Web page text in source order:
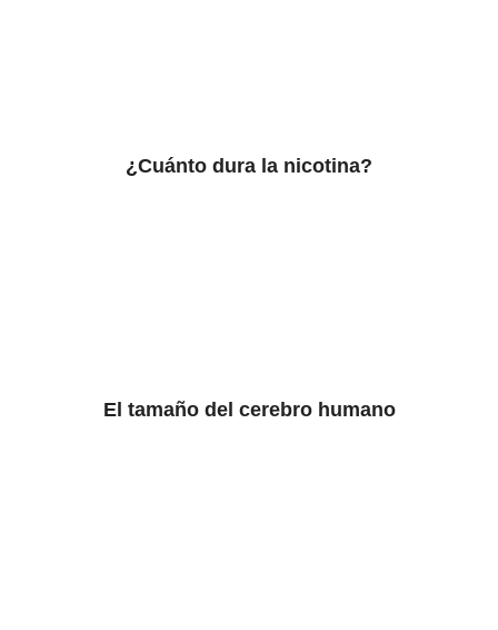
¿Cuánto dura la nicotina?
El tamaño del cerebro humano